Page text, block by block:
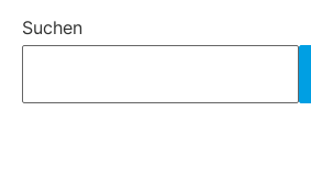
Suchen